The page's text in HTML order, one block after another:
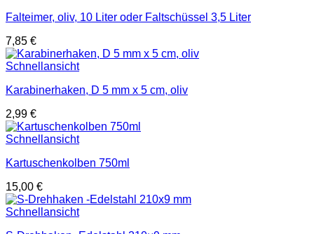
Falteimer, oliv, 10 Liter oder Faltschüssel 3,5 Liter
7,85 €
Schnellansicht
Karabinerhaken, D 5 mm x 5 cm, oliv
2,99 €
Schnellansicht
Kartuschenkolben 750ml
15,00 €
Schnellansicht